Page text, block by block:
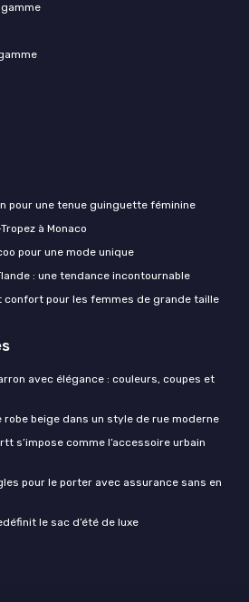
pour une tenue guinguette féminine
à Monaco
pour une mode unique
: une tendance incontournable
confort pour les femmes de grande taille
avec élégance : couleurs, coupes et
beige dans un style de rue moderne
s’impose comme l’accessoire urbain
pour le porter avec assurance sans en
le sac d’été de luxe